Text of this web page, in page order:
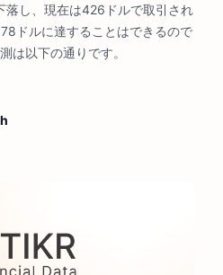
落し、現在は426ドルで取引され
ドルに達することはできるので
は以下の通りです。